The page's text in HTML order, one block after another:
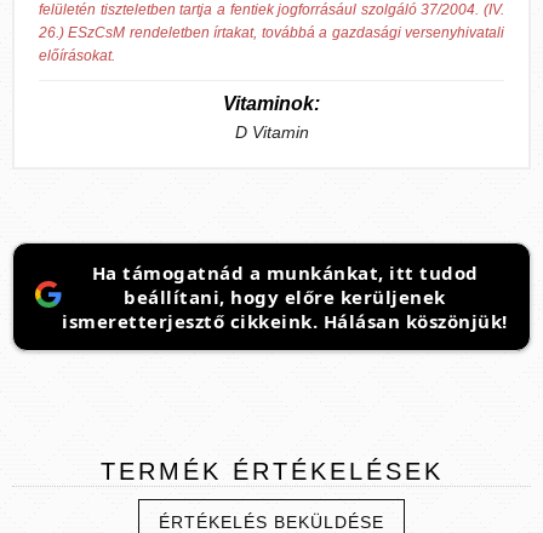
felületén tiszteletben tartja a fentiek jogforrásául szolgáló 37/2004. (IV.
26.) ESzCsM rendeletben írtakat, továbbá a gazdasági versenyhivatali
előírásokat.
Vitaminok:
D Vitamin
Ha támogatnád a munkánkat, itt tudod
beállítani, hogy előre kerüljenek
ismeretterjesztő cikkeink. Hálásan köszönjük!
TERMÉK ÉRTÉKELÉSEK
ÉRTÉKELÉS BEKÜLDÉSE